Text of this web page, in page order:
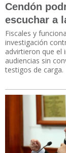
Cendón
escuchar a
Fiscales y
investigación
advirtieron que el
audiencias sin
testigos de carga.